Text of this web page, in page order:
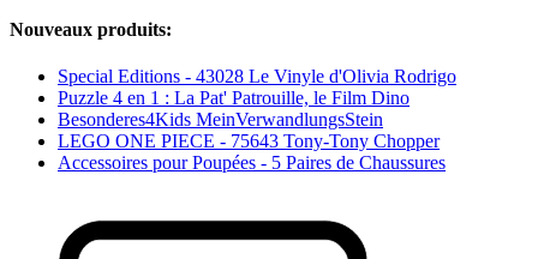
Nouveaux produits:
Special Editions - 43028 Le Vinyle d'Olivia Rodrigo
Puzzle 4 en 1 : La Pat' Patrouille, le Film Dino
Besonderes4Kids MeinVerwandlungsStein
LEGO ONE PIECE - 75643 Tony-Tony Chopper
Accessoires pour Poupées - 5 Paires de Chaussures